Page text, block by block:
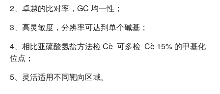
2、卓越的比对率，GC 均一性；
3、高灵敏度，分辨率可达到单个碱基；
4、相比亚硫酸氢盐方法检 Cè 可多检 Cè 15% 的甲基化
位点；
5、灵活适用不同靶向区域。